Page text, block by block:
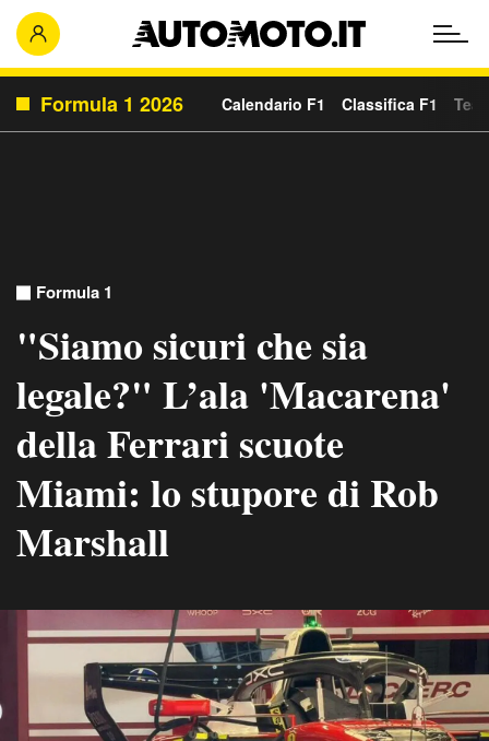
Formula 1 2026 Calendario F1 Classifica F1
Formula 1
"Siamo sicuri che sia
legale?" L’ala 'Macarena'
della Ferrari scuote
Miami: lo stupore di Rob
Marshall